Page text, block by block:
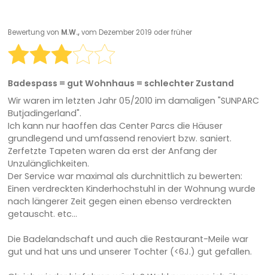
Bewertung von M.W.,vom Dezember 2019 oder früher
Badespass = gut Wohnhaus = schlechter Zustand
Wir waren im letzten Jahr 05/2010 im damaligen "SUNPARC
Butjadingerland".
Ich kann nur haoffen das Center Parcs die Häuser
grundlegend und umfassend renoviert bzw. saniert.
Zerfetzte Tapeten waren da erst der Anfang der
Unzulänglichkeiten.
Der Service war maximal als durchnittlich zu bewerten:
Einen verdreckten Kinderhochstuhl in der Wohnung wurde
nach längerer Zeit gegen einen ebenso verdreckten
getauscht. etc...
Die Badelandschaft und auch die Restaurant-Meile war
gut und hat uns und unserer Tochter (<6J.) gut gefallen.